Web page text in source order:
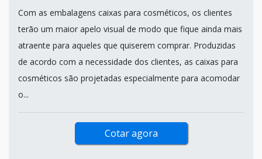
Com as embalagens caixas para cosméticos, os clientes
terão um maior apelo visual de modo que fique ainda mais
atraente para aqueles que quiserem comprar. Produzidas
de acordo com a necessidade dos clientes, as caixas para
cosméticos são projetadas especialmente para acomodar
o...
Cotar agora